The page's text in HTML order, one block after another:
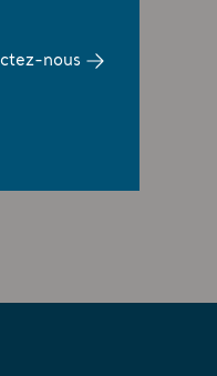
nous